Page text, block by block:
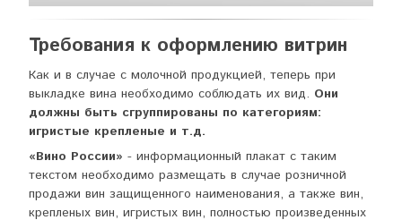
Требования к оформлению витрин
Как и в случае с молочной продукцией, теперь при
выкладке вина необходимо соблюдать их вид. Они
должны быть сгруппированы по категориям:
игристые крепленые и т.д.
«Вино России» - информационный плакат с таким
текстом необходимо размещать в случае розничной
продажи вин защищенного наименования, а также вин,
крепленых вин, игристых вин, полностью произведенных